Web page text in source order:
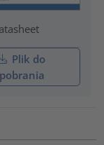
Plik do
pobrania